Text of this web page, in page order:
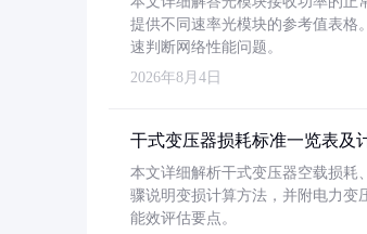
提供不同速率光模块的参考值表格
速判断网络性能问题。
2026年8月4日
干式变压器损耗标准一览表及
本文详细解析干式变压器空载损耗
骤说明变损计算方法，并附电力变
能效评估要点。